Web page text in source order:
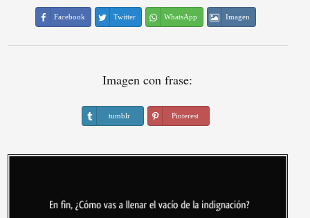
Facebook Twitter WhatsApp Imagen
Imagen con frase:
tumblr Pinterest